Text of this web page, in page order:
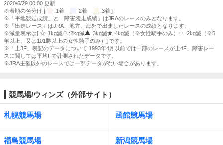
2020/6/29 00:00 更新
※着順の色分け [
:1着 :2着
:3着 ]
※「平地競走成績」と「障害競走成績」はJRAのレースのみとなります。
※「出走レース」はJRA、地方、海外で出走したレースの成績となります。
※減量表示は[
:1kg減 :2kg減 :3kg減 :4kg減（※女性騎手のみ）
:2kg減（※5
年以上、又は101勝以上の女性騎手のみ）] です。
※「上3F」表記のデータについて 1993年4月以前では一部のレースが上4F、障害レー
スに関しては平均Fで計測されたデータです。
※JRA主催以外のレースでは一部データがない場合があります。
競馬場/ウィンズ（外部サイト）
札幌競馬場 函館競馬場
福島競馬場 新潟競馬場